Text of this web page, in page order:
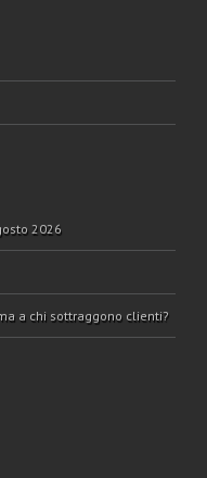
2026
a chi sottraggono clienti?